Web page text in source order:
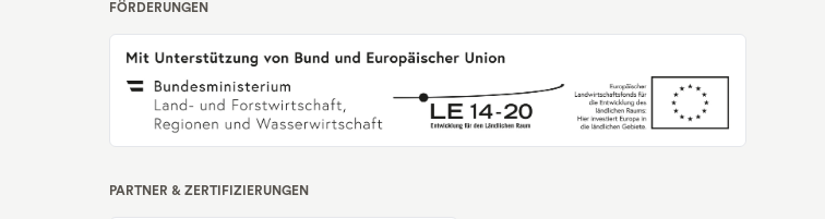
FÖRDERUNGEN
PARTNER & ZERTIFIZIERUNGEN